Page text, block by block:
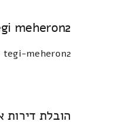
meheron2
tegi-meheron2
הובלת